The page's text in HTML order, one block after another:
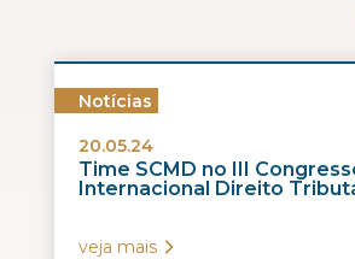
Notícias
20.05.24
Time SCMD no III
Internacional Direito
veja mais